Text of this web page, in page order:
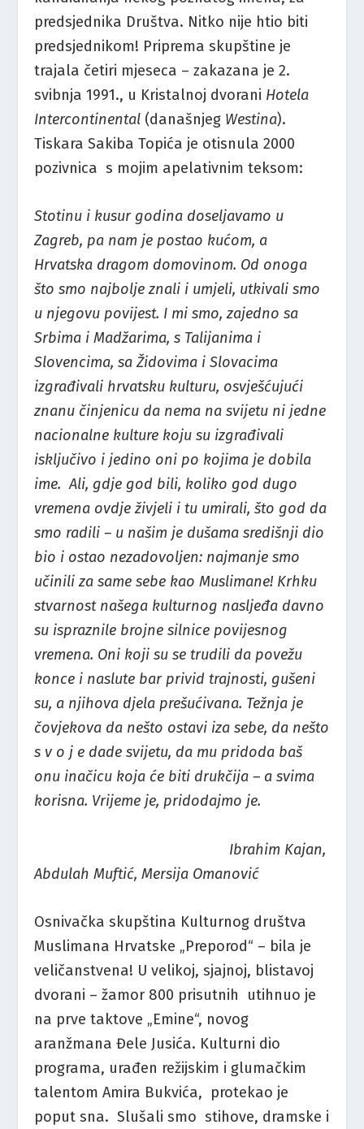
predsjednika Društva. Nitko nije htio biti
predsjednikom! Priprema skupštine je
trajala četiri mjeseca – zakazana je 2.
svibnja 1991., u Kristalnoj dvorani Hotela
Intercontinental (današnjeg Westina).
Tiskara Sakiba Topića je otisnula 2000
pozivnica s mojim apelativnim teksom:
Stotinu i kusur godina doseljavamo u
Zagreb, pa nam je postao kućom, a
Hrvatska dragom domovinom. Od onoga
što smo najbolje znali i umjeli, utkivali smo
u njegovu povijest. I mi smo, zajedno sa
Srbima i Madžarima, s Talijanima i
Slovencima, sa Židovima i Slovacima
izgrađivali hrvatsku kulturu, osvješćujući
znanu činjenicu da nema na svijetu ni jedne
nacionalne kulture koju su izgrađivali
isključivo i jedino oni po kojima je dobila
ime. Ali, gdje god bili, koliko god dugo
vremena ovdje živjeli i tu umirali, što god da
smo radili – u našim je dušama središnji dio
bio i ostao nezadovoljen: najmanje smo
učinili za same sebe kao Muslimane! Krhku
stvarnost našega kulturnog nasljeđa davno
su ispraznile brojne silnice povijesnog
vremena. Oni koji su se trudili da povežu
konce i naslute bar privid trajnosti, gušeni
su, a njihova djela prešućivana. Težnja je
čovjekova da nešto ostavi iza sebe, da nešto
s v o j e dade svijetu, da mu pridoda baš
onu inačicu koja će biti drukčija – a svima
korisna. Vrijeme je, pridodajmo je.
Ibrahim Kajan,
Abdulah Muftić, Mersija Omanović
Osnivačka skupština Kulturnog društva
Muslimana Hrvatske „Preporod“ – bila je
veličanstvena! U velikoj, sjajnoj, blistavoj
dvorani – žamor 800 prisutnih utihnuo je
na prve taktove „Emine“, novog
aranžmana Đele Jusića. Kulturni dio
programa, urađen režijskim i glumačkim
talentom Amira Bukvića, protekao je
poput sna. Slušali smo stihove, dramske i